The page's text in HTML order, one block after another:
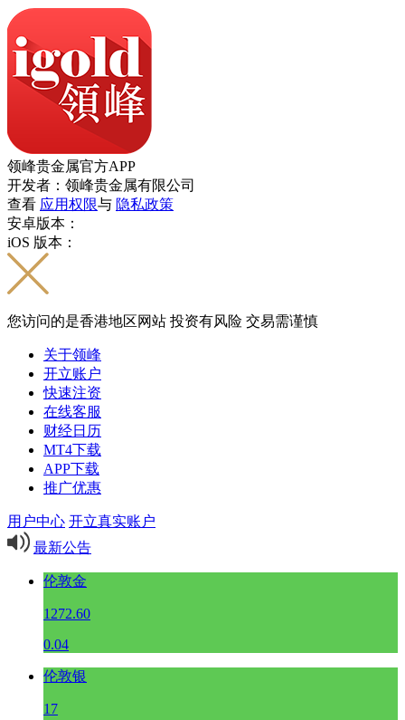
领峰贵金属官方APP
开发者：领峰贵金属有限公司
查看 应用权限与 隐私政策
安卓版本：
iOS 版本：
您访问的是香港地区网站 投资有风险 交易需谨慎
关于领峰
开立账户
快速注资
在线客服
财经日历
MT4下载
APP下载
推广优惠
用户中心 开立真实账户
最新公告
伦敦金
1272.60
0.04
伦敦银
17